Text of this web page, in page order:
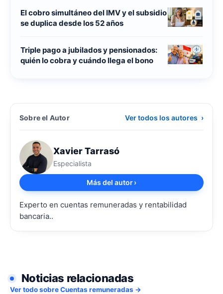
El cobro simultáneo del IMV y el subsidio
se duplica desde los 52 años
Triple pago a jubilados y pensionados:
quién lo cobra y cuándo llega el bono
Sobre el Autor Ver todos los autores ›
Xavier Tarrasó
Especialista
Más del autor›
Experto en cuentas remuneradas y rentabilidad
bancaria..
Noticias relacionadas
Ver todo sobre Cuentas remuneradas →